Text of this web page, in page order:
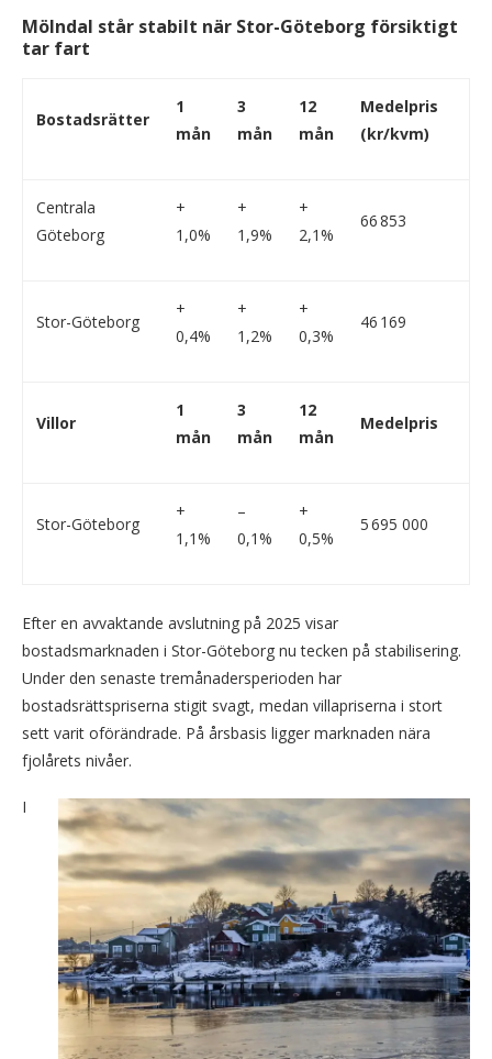
Mölndal står stabilt när Stor-Göteborg försiktigt
tar fart
Bostadsrätter
1
mån
3
mån
12
mån
Medelpris
(kr/kvm)
Centrala
Göteborg
+
1,0%
+
1,9%
+
2,1%
66 853
Stor-Göteborg
+
0,4%
+
1,2%
+
0,3%
46 169
Villor
1
mån
3
mån
12
mån
Medelpris
Stor-Göteborg
+
1,1%
–
0,1%
+
0,5%
5 695 000
Efter en avvaktande avslutning på 2025 visar
bostadsmarknaden i Stor-Göteborg nu tecken på stabilisering.
Under den senaste tremånadersperioden har
bostadsrättspriserna stigit svagt, medan villapriserna i stort
sett varit oförändrade. På årsbasis ligger marknaden nära
fjolårets nivåer.
I